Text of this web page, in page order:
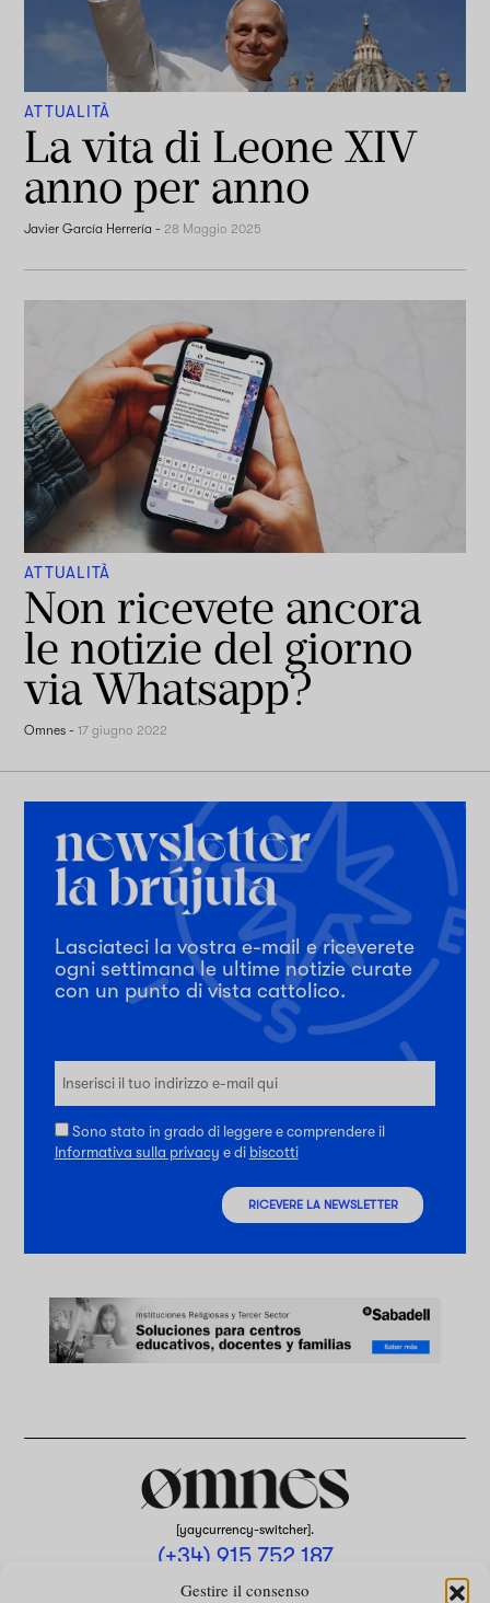
Gestire il consenso
ATTUALITÀ
La vita di Leone XIV
anno per anno
Javier García Herrería -28 Maggio 2025
ATTUALITÀ
Non ricevete ancora
le notizie del giorno
via Whatsapp?
Omnes -17 giugno 2022
Lasciateci la vostra e-mail e riceverete
ogni settimana le ultime notizie curate
con un punto di vista cattolico.
Sono stato in grado di leggere e comprendere il
Informativa sulla privacy e di biscotti
RICEVERE LA NEWSLETTER
[yaycurrency-switcher].
(+34) 915 752 187
omnes@omnesmag.com